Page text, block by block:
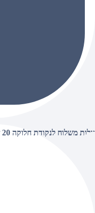
עלות משלוח לנקודת חלוקה 20 שקלים, בהזמנות מעל 500 שקלים ללא חיוב (חינם),